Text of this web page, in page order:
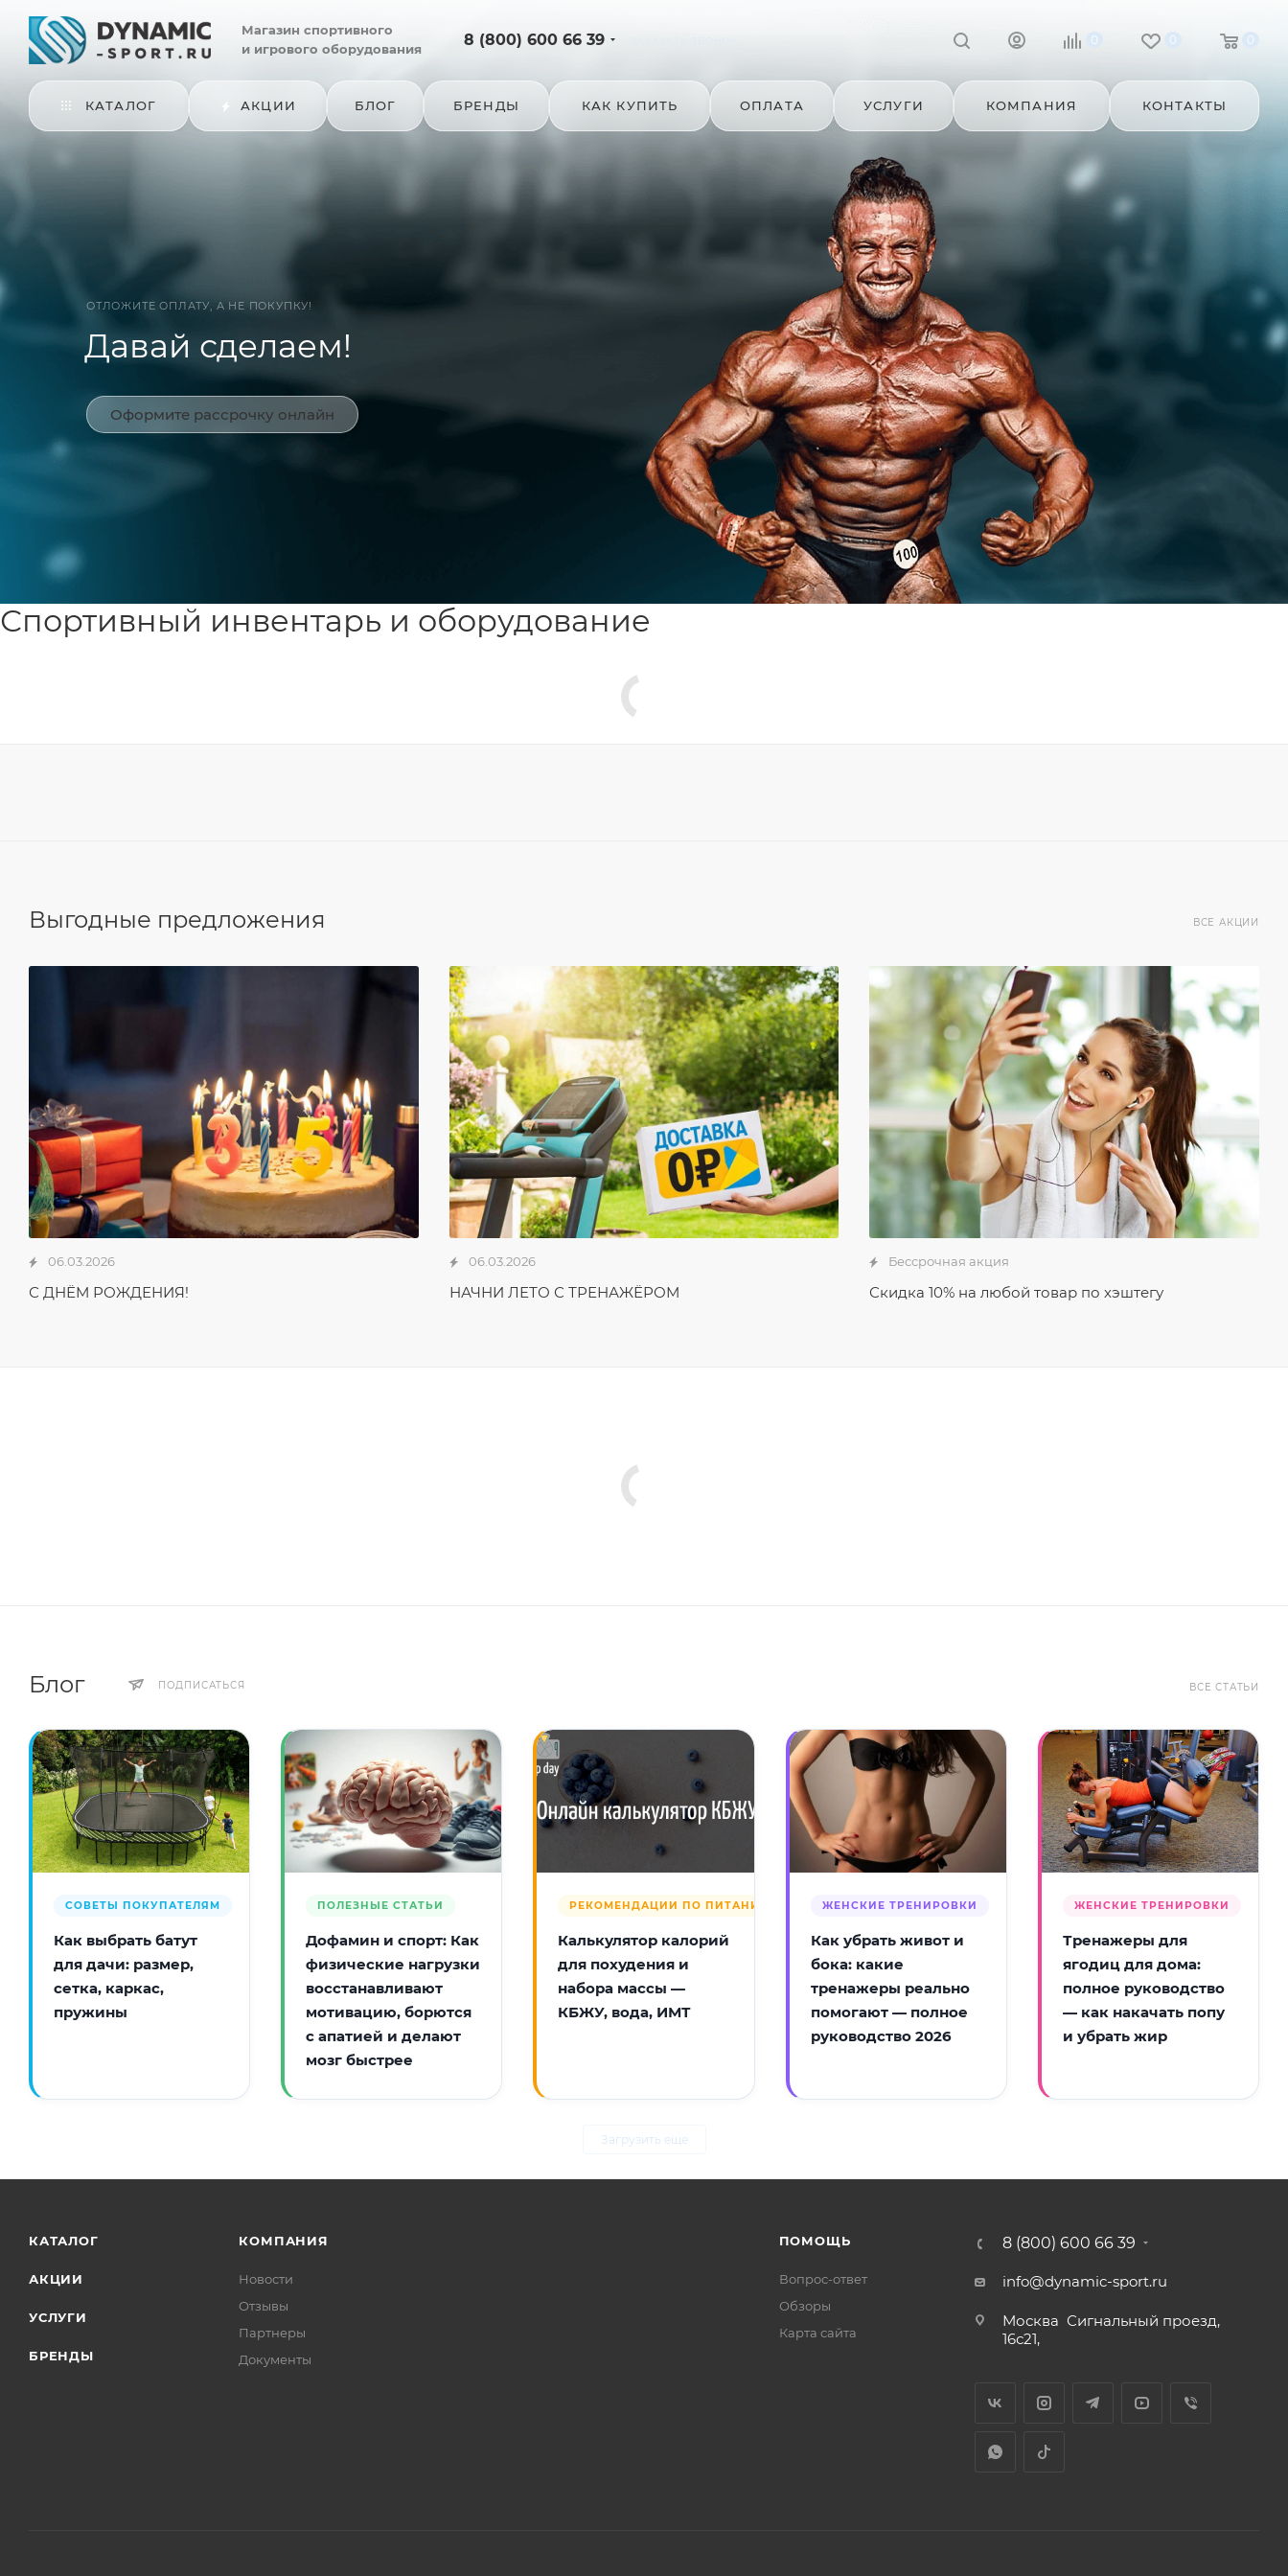
Магазин спортивного
и игрового оборудования
8 (800) 600 66 39 0 0 0
КАТАЛОГ АКЦИИ БЛОГ БРЕНДЫ КАК КУПИТЬ ОПЛАТА УСЛУГИ КОМПАНИЯ КОНТАКТЫ
ОТЛОЖИТЕ ОПЛАТУ, А НЕ ПОКУПКУ!
Давай сделаем!
Оформите рассрочку онлайн
Спортивный инвентарь и оборудование
Выгодные предложения ВСЕ АКЦИИ
06.03.2026
С ДНЁМ РОЖДЕНИЯ!
06.03.2026
НАЧНИ ЛЕТО С ТРЕНАЖЁРОМ
Бессрочная акция
Скидка 10% на любой товар по хэштегу
Блог ПОДПИСАТЬСЯ ВСЕ СТАТЬИ
СОВЕТЫ ПОКУПАТЕЛЯМ
Как выбрать батут
для дачи: размер,
сетка, каркас,
пружины
ПОЛЕЗНЫЕ СТАТЬИ
Дофамин и спорт: Как
физические нагрузки
восстанавливают
мотивацию, борются
с апатией и делают
мозг быстрее
РЕКОМЕНДАЦИИ ПО ПИТАНИЮ
Калькулятор калорий
для похудения и
набора массы —
КБЖУ, вода, ИМТ
ЖЕНСКИЕ ТРЕНИРОВКИ
Как убрать живот и
бока: какие
тренажеры реально
помогают — полное
руководство 2026
ЖЕНСКИЕ ТРЕНИРОВКИ
Тренажеры для
ягодиц для дома:
полное руководство
— как накачать попу
и убрать жир
Загрузить еще
КАТАЛОГ
АКЦИИ
УСЛУГИ
БРЕНДЫ
КОМПАНИЯ
Новости
Отзывы
Партнеры
Документы
ПОМОЩЬ
Вопрос-ответ
Обзоры
Карта сайта
8 (800) 600 66 39
info@dynamic-sport.ru
Москва Сигнальный проезд,
16с21,